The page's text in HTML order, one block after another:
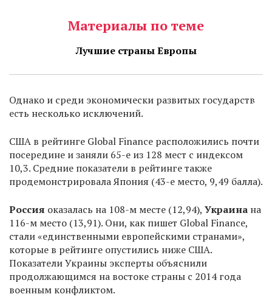
Материалы по теме
Лучшие страны Европы
Однако и среди экономически развитых государств
есть несколько исключений.
США в рейтинге Global Finance расположились почти
посередине и заняли 65-е из 128 мест с индексом
10,3. Средние показатели в рейтинге также
продемонстрировала Япония (43-е место, 9,49 балла).
Россия оказалась на 108-м месте (12,94), Украина на
116-м место (13,91). Они, как пишет Global Finance,
стали «единственными европейскими странами»,
которые в рейтинге опустились ниже США.
Показатели Украины эксперты объяснили
продолжающимся на востоке страны с 2014 года
военным конфликтом.